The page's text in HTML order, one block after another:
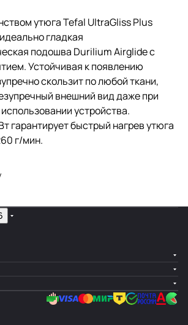
утюга Tefal UltraGliss Plus
гладкая
подошва Durilium Airglide с
Устойчивая к появлению
скользит по любой ткани,
внешний вид даже при
устройства.
гарантирует быстрый нагрев утюга
г/мин.